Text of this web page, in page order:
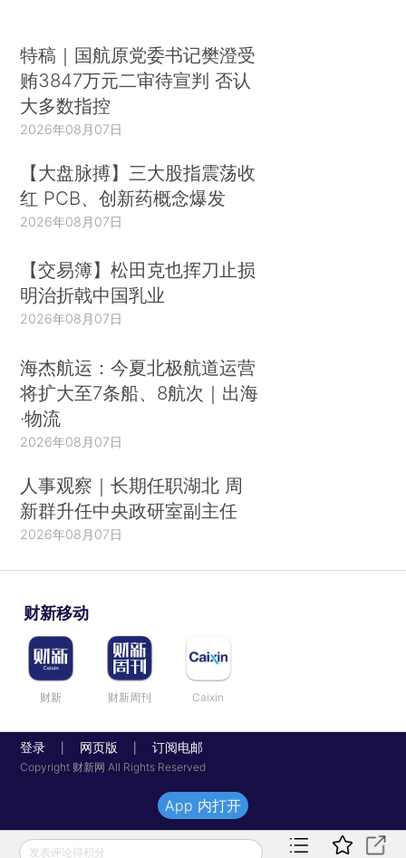
特稿｜国航原党委书记樊澄受
贿3847万元二审待宣判 否认
大多数指控
2026年08月07日
【大盘脉搏】三大股指震荡收
红 PCB、创新药概念爆发
2026年08月07日
【交易簿】松田克也挥刀止损
明治折戟中国乳业
2026年08月07日
海杰航运：今夏北极航道运营
将扩大至7条船、8航次｜出海
·物流
2026年08月07日
人事观察｜长期任职湖北 周
新群升任中央政研室副主任
2026年08月07日
财新移动
财新 财新周刊 Caixin
登录 网页版 订阅电邮
Copyright 财新网 All Rights Reserved
发表评论得积分
App 内打开